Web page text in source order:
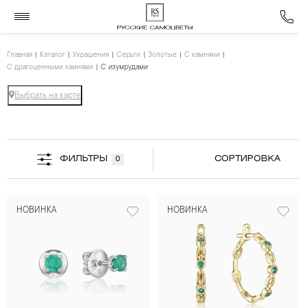
Главная Каталог Украшения Серьги Золотые
С камнями
С драгоценными камнями
С изумрудами
Выбрать на карте
ФИЛЬТРЫ 0 СОРТИРОВКА
НОВИНКА НОВИНКА